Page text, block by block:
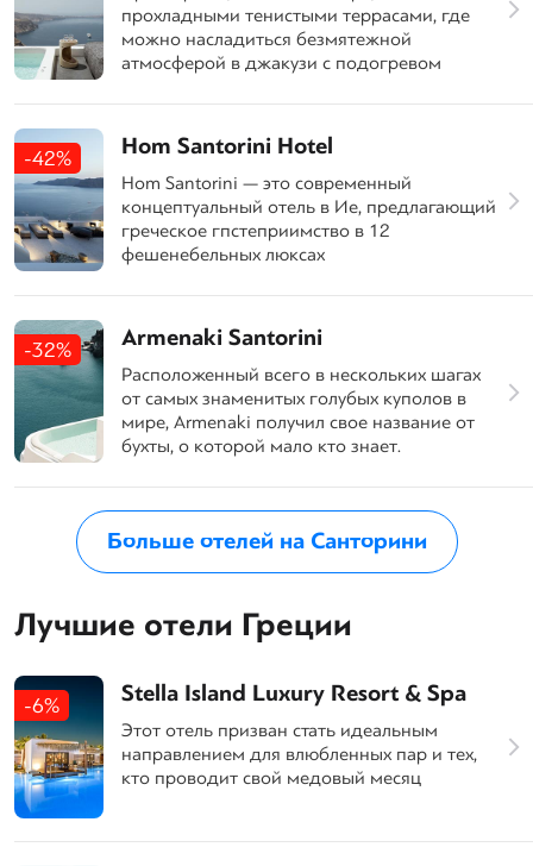
прохладными тенистыми террасами, где
можно насладиться безмятежной
атмосферой в джакузи с подогревом
-42% Hom Santorini Hotel
Hom Santorini — это современный
концептуальный отель в Ие, предлагающий
греческое гпстеприимство в 12
фешенебельных люксах
-32% Armenaki Santorini
Расположенный всего в нескольких шагах
от самых знаменитых голубых куполов в
мире, Armenaki получил свое название от
бухты, о которой мало кто знает.
Больше отелей на Санторини
Лучшие отели Греции
-6% Stella Island Luxury Resort & Spa
Этот отель призван стать идеальным
направлением для влюбленных пар и тех,
кто проводит свой медовый месяц